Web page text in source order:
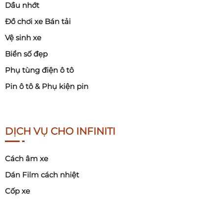
Dầu nhớt
Đồ chơi xe Bán tải
Vệ sinh xe
Biển số đẹp
Phụ tùng điện ô tô
Pin ô tô & Phụ kiện pin
DỊCH VỤ CHO INFINITI
Cách âm xe
Dán Film cách nhiệt
Cốp xe